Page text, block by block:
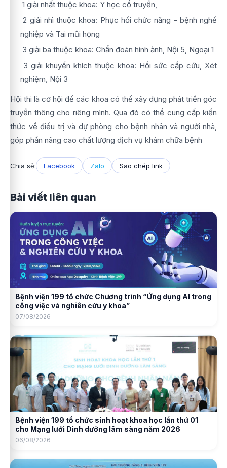
1 giải nhất thuộc khoa: Y học cổ truyền,
2 giải nhì thuộc khoa: Phục hồi chức năng - bệnh nghề
nghiệp và Tai mũi họng
3 giải ba thuộc khoa: Chẩn đoán hình ảnh, Nội 5, Ngoại 1
3 giải khuyến khích thuộc khoa: Hồi sức cấp cứu, Xét
nghiệm, Nội 3
Hội thi là cơ hội để các khoa có thể xây dựng phát triển góc
truyền thông cho riêng mình. Qua đó có thể cung cấp kiến
thức về điều trị và dự phòng cho bệnh nhân và người nhà,
góp phần nâng cao chất lượng dịch vụ khám chữa bệnh
Chia sẻ: Facebook Zalo Sao chép link
Bài viết liên quan
Bệnh viện 199 tổ chức Chương trình “Ứng dụng AI trong
công việc và nghiên cứu y khoa”
07/08/2026
Bệnh viện 199 tổ chức sinh hoạt khoa học lần thứ 01
cho Mạng lưới Dinh dưỡng lâm sàng năm 2026
06/08/2026